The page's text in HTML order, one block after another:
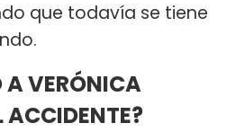
que todavía se tiene
A VERÓNICA
ACCIDENTE?